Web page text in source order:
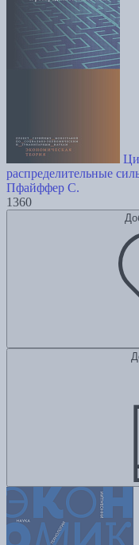
распределительные
Пфайффер С.
1360